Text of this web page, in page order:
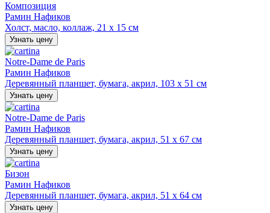
Композиция
Рамин Нафиков
Холст, масло, коллаж, 21 х 15 см
Узнать цену
Notre-Dame de Paris
Рамин Нафиков
Деревянный планшет, бумага, акрил, 103 х 51 см
Узнать цену
Notre-Dame de Paris
Рамин Нафиков
Деревянный планшет, бумага, акрил, 51 х 67 см
Узнать цену
Бизон
Рамин Нафиков
Деревянный планшет, бумага, акрил, 51 х 64 см
Узнать цену